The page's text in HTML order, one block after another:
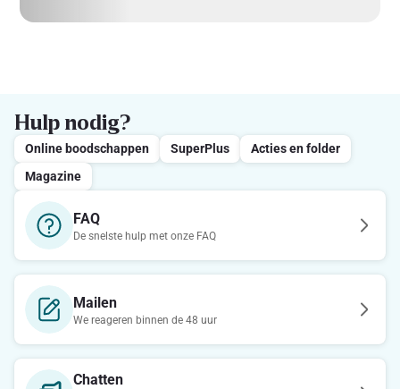
Hulp nodig?
Online boodschappen SuperPlus
Acties en folder
Magazine
FAQ
De snelste hulp met onze FAQ
Mailen
We reageren binnen de 48 uur
Chatten